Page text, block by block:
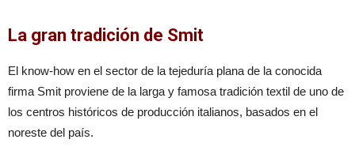
La gran tradición de Smit
El know-how en el sector de la tejeduría plana de la conocida
firma Smit proviene de la larga y famosa tradición textil de uno de
los centros históricos de producción italianos, basados en el
noreste del país.